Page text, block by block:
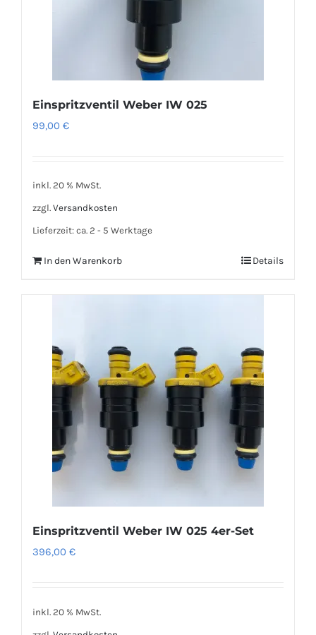
Einspritzventil Weber IW 025
99,00 €
inkl. 20 % MwSt.
zzgl. Versandkosten
Lieferzeit: ca. 2 - 5 Werktage
In den Warenkorb Details
Einspritzventil Weber IW 025 4er-Set
396,00 €
inkl. 20 % MwSt.